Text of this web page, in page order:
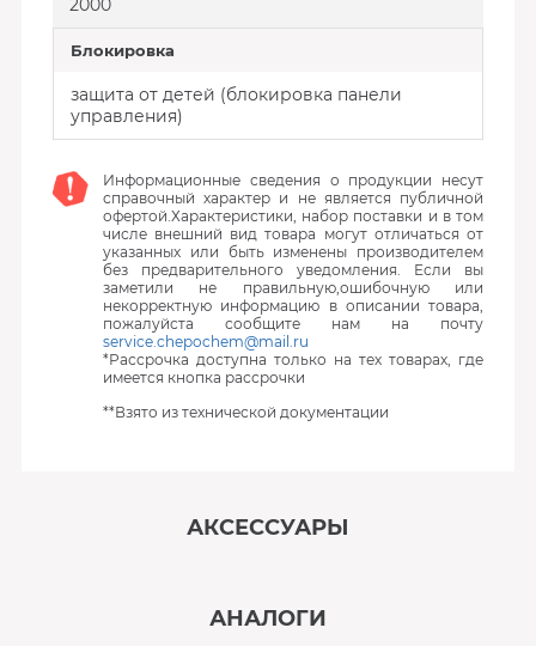
2000
Блокировка
защита от детей (блокировка панели
управления)
Информационные сведения о продукции несут
справочный характер и не является публичной
офертой.Характеристики, набор поставки и в том
числе внешний вид товара могут отличаться от
указанных или быть изменены производителем
без предварительного уведомления. Если вы
заметили не правильную,ошибочную или
некорректную информацию в описании товара,
пожалуйста сообщите нам на почту
service.chepochem@mail.ru
*Рассрочка доступна только на тех товарах, где
имеется кнопка рассрочки
**Взято из технической документации
АКСЕССУАРЫ
АНАЛОГИ